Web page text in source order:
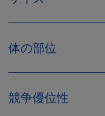
ベージュ
サイズ 1
体の部位
競争優位性